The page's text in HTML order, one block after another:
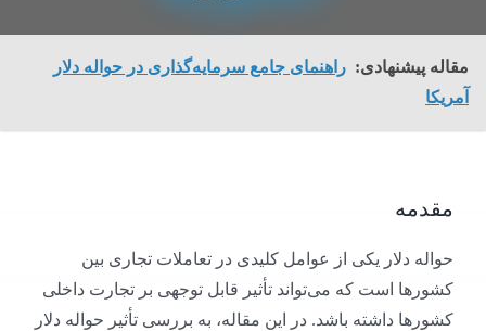
مقاله پیشنهادی: راهنمای جامع سرمایه‌گذاری در حواله دلار
آمریکا
مقدمه
حواله دلار یکی از عوامل کلیدی در تعاملات تجاری بین
کشورها است که می‌تواند تأثیر قابل توجهی بر تجارت داخلی
کشورها داشته باشد. در این مقاله، به بررسی تأثیر حواله دلار